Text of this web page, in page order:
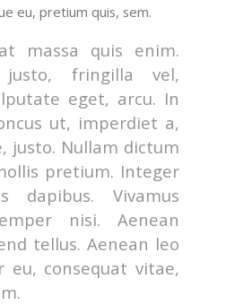
eu, pretium quis, sem.
massa quis enim.
justo, fringilla vel,
eget, arcu. In
ut, imperdiet a,
justo. Nullam dictum
pretium. Integer
dapibus. Vivamus
nisi. Aenean
tellus. Aenean leo
consequat vitae,